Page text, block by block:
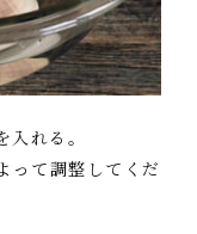
れる。
って調整してくだ